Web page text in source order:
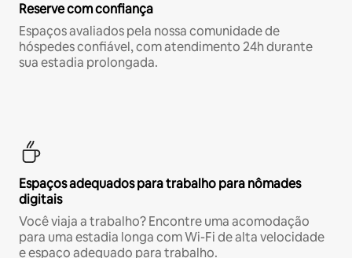
Reserve com confiança
Espaços avaliados pela nossa comunidade de
hóspedes confiável, com atendimento 24h durante
sua estadia prolongada.
Espaços adequados para trabalho para nômades
digitais
Você viaja a trabalho? Encontre uma acomodação
para uma estadia longa com Wi-Fi de alta velocidade
e espaço adequado para trabalho.